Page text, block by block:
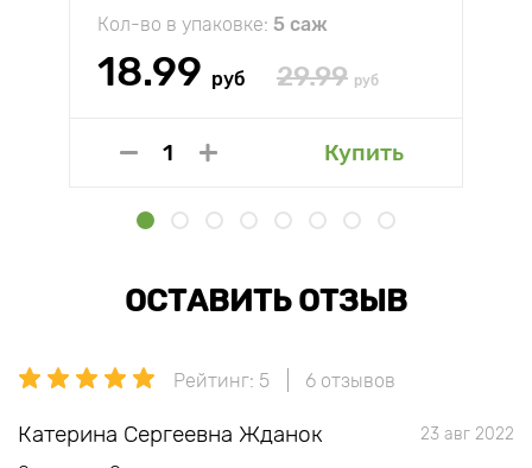
Кол-во в упаковке: 5 саж
18.99 руб 29.99 руб
Купить
ОСТАВИТЬ ОТЗЫВ
Рейтинг: 5 6 отзывов
Катерина Сергеевна Жданок 23 авг 2022